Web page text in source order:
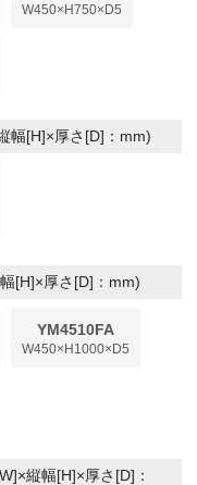
W450×H750×D5
幅[H]×厚さ[D]：mm)
[H]×厚さ[D]：mm)
YM4510FA
W450×H1000×D5
縦幅[H]×厚さ[D]：